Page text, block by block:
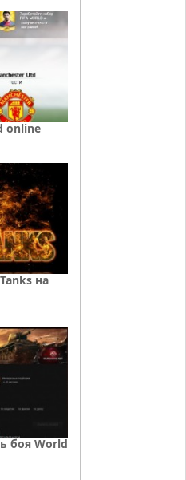
online
на
боя World